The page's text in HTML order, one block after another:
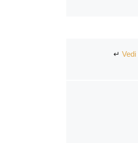
↵